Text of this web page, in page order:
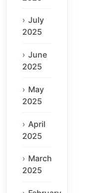
July
2025
June
2025
May
2025
April
2025
March
2025